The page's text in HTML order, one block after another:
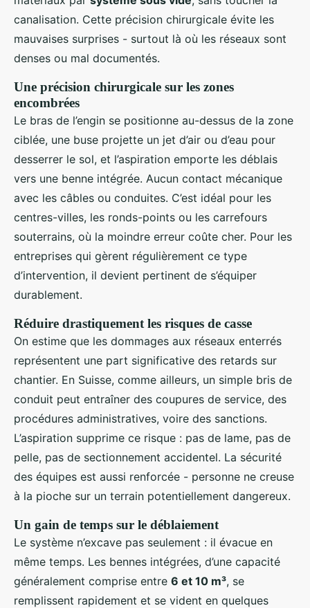
canalisation. Cette précision chirurgicale évite les
mauvaises surprises - surtout là où les réseaux sont
denses ou mal documentés.
Une précision chirurgicale sur les zones
encombrées
Le bras de l’engin se positionne au-dessus de la zone
ciblée, une buse projette un jet d’air ou d’eau pour
desserrer le sol, et l’aspiration emporte les déblais
vers une benne intégrée. Aucun contact mécanique
avec les câbles ou conduites. C’est idéal pour les
centres-villes, les ronds-points ou les carrefours
souterrains, où la moindre erreur coûte cher. Pour les
entreprises qui gèrent régulièrement ce type
d’intervention, il devient pertinent de s’équiper
durablement.
Réduire drastiquement les risques de casse
On estime que les dommages aux réseaux enterrés
représentent une part significative des retards sur
chantier. En Suisse, comme ailleurs, un simple bris de
conduit peut entraîner des coupures de service, des
procédures administratives, voire des sanctions.
L’aspiration supprime ce risque : pas de lame, pas de
pelle, pas de sectionnement accidentel. La sécurité
des équipes est aussi renforcée - personne ne creuse
à la pioche sur un terrain potentiellement dangereux.
Un gain de temps sur le déblaiement
Le système n’excave pas seulement : il évacue en
même temps. Les bennes intégrées, d’une capacité
généralement comprise entre 6 et 10 m³, se
remplissent rapidement et se vident en quelques